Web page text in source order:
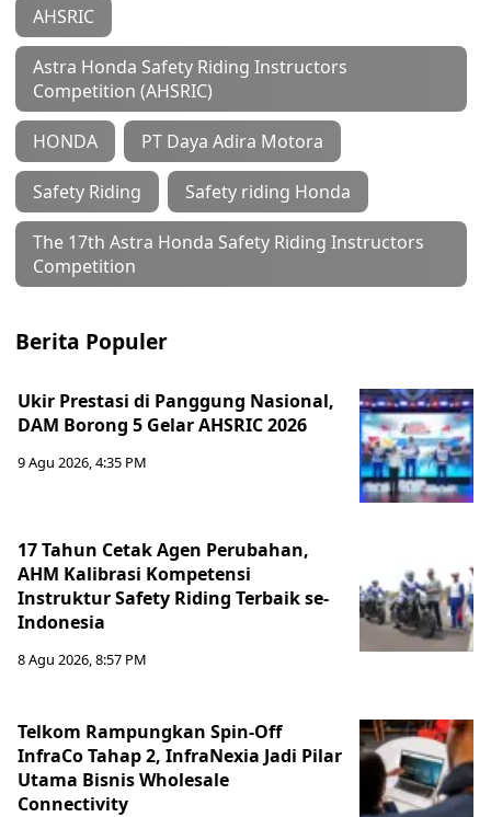
AHSRIC
Astra Honda Safety Riding Instructors
Competition (AHSRIC)
HONDA PT Daya Adira Motora
Safety Riding Safety riding Honda
The 17th Astra Honda Safety Riding Instructors
Competition
Berita Populer
Ukir Prestasi di Panggung Nasional,
DAM Borong 5 Gelar AHSRIC 2026
9 Agu 2026, 4:35 PM
17 Tahun Cetak Agen Perubahan,
AHM Kalibrasi Kompetensi
Instruktur Safety Riding Terbaik se-
Indonesia
8 Agu 2026, 8:57 PM
Telkom Rampungkan Spin-Off
InfraCo Tahap 2, InfraNexia Jadi Pilar
Utama Bisnis Wholesale
Connectivity